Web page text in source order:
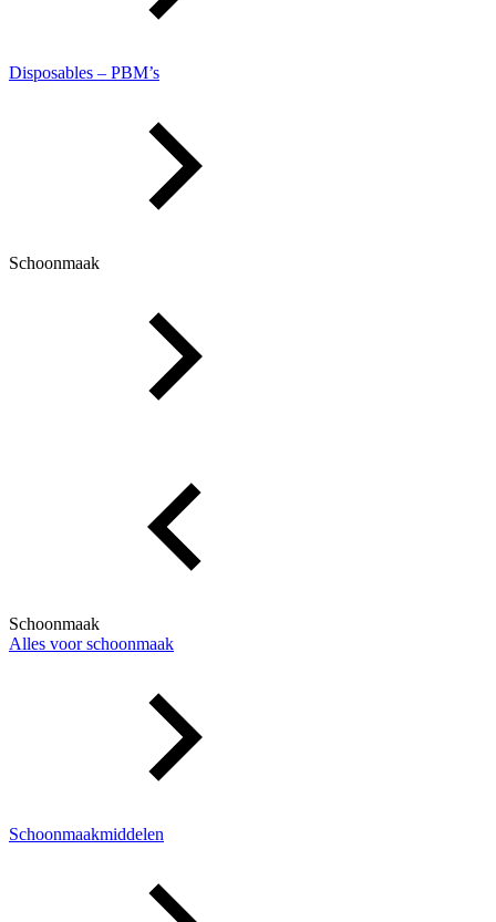
Disposables – PBM’s
Schoonmaak
Schoonmaak
Alles voor schoonmaak
Schoonmaakmiddelen